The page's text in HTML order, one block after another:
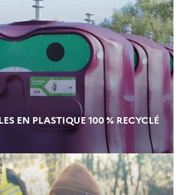
EN PLASTIQUE 100 % RECYCLÉ